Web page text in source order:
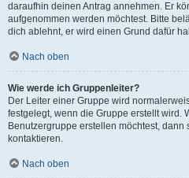
daraufhin deinen Antrag annehmen. Er
aufgenommen werden möchtest. Bitte
dich ablehnt, er wird einen Grund dafür
Nach oben
Wie werde ich Gruppenleiter?
Der Leiter einer Gruppe wird
festgelegt, wenn die Gruppe erstellt wird.
Benutzergruppe erstellen möchtest, dann
kontaktieren.
Nach oben